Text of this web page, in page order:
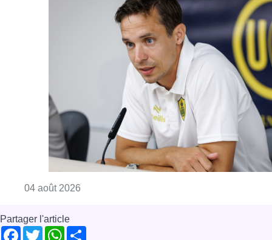
04 août 2026
Partager l'article
Facebook
TwitterWhatsApp